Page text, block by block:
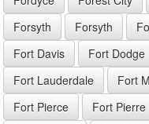
Forsyth
Forsyth
Fort Davis
Fort Dodge
Fort Lauderdale
Fort
Fort Pierce
Fort Pierre